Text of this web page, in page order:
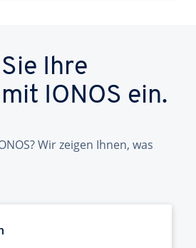
Ihre
IONOS ein.
Wir zeigen Ihnen, was